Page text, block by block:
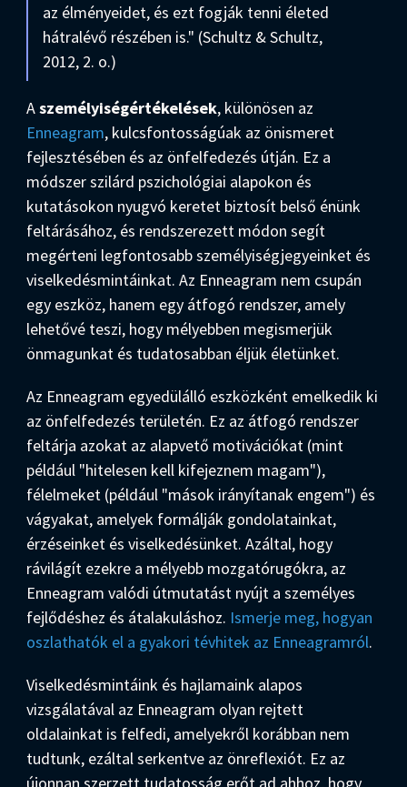
az élményeidet, és ezt fogják tenni életed
hátralévő részében is." (Schultz & Schultz,
2012, 2. o.)
Aszemélyiségértékelések, különösen az
Enneagram, kulcsfontosságúak az önismeret
fejlesztésében és az önfelfedezés útján. Ez a
módszer szilárd pszichológiai alapokon és
kutatásokon nyugvó keretet biztosít belső énünk
feltárásához, és rendszerezett módon segít
megérteni legfontosabb személyiségjegyeinket és
viselkedésmintáinkat. Az Enneagram nem csupán
egy eszköz, hanem egy átfogó rendszer, amely
lehetővé teszi, hogy mélyebben megismerjük
önmagunkat és tudatosabban éljük életünket.
Az Enneagram egyedülálló eszközként emelkedik ki
az önfelfedezés területén. Ez az átfogó rendszer
feltárja azokat az alapvető motivációkat (mint
például "hitelesen kell kifejeznem magam"),
félelmeket (például "mások irányítanak engem") és
vágyakat, amelyek formálják gondolatainkat,
érzéseinket és viselkedésünket. Azáltal, hogy
rávilágít ezekre a mélyebb mozgatórugókra, az
Enneagram valódi útmutatást nyújt a személyes
fejlődéshez és átalakuláshoz. Ismerje meg, hogyan
oszlathatók el a gyakori tévhitek az Enneagramról.
Viselkedésmintáink és hajlamaink alapos
vizsgálatával az Enneagram olyan rejtett
oldalainkat is felfedi, amelyekről korábban nem
tudtunk, ezáltal serkentve az önreflexiót. Ez az
újonnan szerzett tudatosság erőt ad ahhoz, hogy